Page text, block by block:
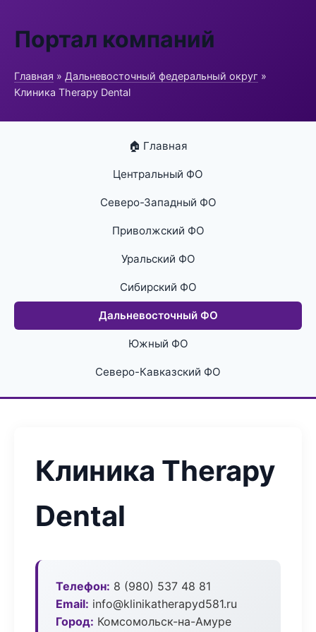
Портал компаний
Главная » Дальневосточный федеральный округ »
Клиника Therapy Dental
🏠 Главная
Центральный ФО
Северо-Западный ФО
Приволжский ФО
Уральский ФО
Сибирский ФО
Дальневосточный ФО
Южный ФО
Северо-Кавказский ФО
Клиника Therapy
Dental
Телефон: 8 (980) 537 48 81
Email: info@klinikatherapyd581.ru
Город: Комсомольск-на-Амуре